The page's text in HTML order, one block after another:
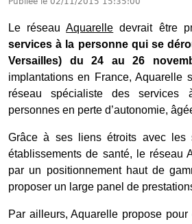
Le réseauAquarelle devrait être
services à la personne qui se
Versailles) du 24 au 26
implantations en France, Aquarelle
réseau spécialiste des
personnes en perte d’autonomie,
Grâce à ses liens étroits avec les
établissements de santé, le réseau
par un positionnement haut de
proposer un large panel de
Par ailleurs, Aquarelle propose